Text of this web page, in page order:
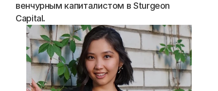
Join
Events
Experts
📞 Спросить менеджера
венчурным капиталистом в Sturgeon
Capital.